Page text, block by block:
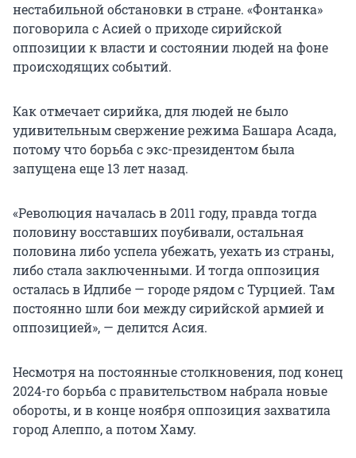
нестабильной обстановки в стране. «Фонтанка»
поговорила с Асией о приходе сирийской
оппозиции к власти и состоянии людей на фоне
происходящих событий.
Как отмечает сирийка, для людей не было
удивительным свержение режима Башара Асада,
потому что борьба с экс-президентом была
запущена еще 13 лет назад.
«Революция началась в 2011 году, правда тогда
половину восставших поубивали, остальная
половина либо успела убежать, уехать из страны,
либо стала заключенными. И тогда оппозиция
осталась в Идлибе — городе рядом с Турцией. Там
постоянно шли бои между сирийской армией и
оппозицией», — делится Асия.
Несмотря на постоянные столкновения, под конец
2024-го борьба с правительством набрала новые
обороты, и в конце ноября оппозиция захватила
город Алеппо, а потом Хаму.